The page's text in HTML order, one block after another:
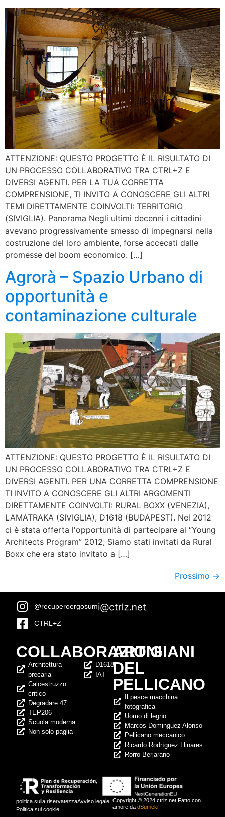
ATTENZIONE: QUESTO PROGETTO È IL RISULTATO DI
UN PROCESSO COLLABORATIVO TRA CTRL+Z E
DIVERSI AGENTI. PER LA TUA CORRETTA
COMPRENSIONE, TI INVITO A CONOSCERE GLI ALTRI
TEMI DIRETTAMENTE COINVOLTI: TERRITORIO
(SIVIGLIA). Panorama Negli ultimi decenni i cittadini
avevano progressivamente smesso di impegnarsi nella
costruzione del loro ambiente, forse accecati dalle
promesse del boom economico. […]
Agrorà – Spazio Urbano di
opportunità e
contaminazione culturale
ATTENZIONE: QUESTO PROGETTO È IL RISULTATO DI
UN PROCESSO COLLABORATIVO TRA CTRL+Z E
DIVERSI AGENTI. PER UNA CORRETTA COMPRENSIONE
TI INVITO A CONOSCERE GLI ALTRI ARGOMENTI
DIRETTAMENTE COINVOLTI: RURAL BOXX (VENEZIA),
LAMATRAKA (SIVIGLIA), D1618 (BUDAPEST). Nel 2012
ci è stata offerta l'opportunità di partecipare al “Young
Architects Program” 2012; Siamo stati invitati da Rural
Boxx che era stato invitato a […]
Prossimo →
@recuperoergosum
CTRL+Z
COLLABORAZIONI
Architettura
precaria
Calcestruzzo
critico
Degradare 47
TEP206
Scuola moderna
Non solo paglia
D1618
IAT
ARTIGIANI
DEL
PELLICANO
Il pesce macchina
fotografica
Uomo di legno
Marcos Dominguez Alonso
Pellicano meccanico
Ricardo Rodríguez Llinares
Rorro Berjarano
politica sulla riservatezzaAvviso legale
Politica sui cookie
Copyright © 2024 ctrlz.net Fatto con
amore da dSumeki